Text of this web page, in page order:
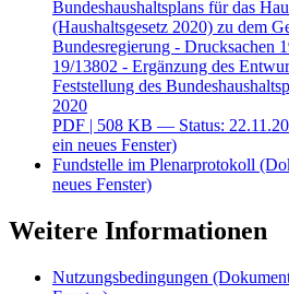
Bundeshaushaltsplans für das
(Haushaltsgesetz 2020) zu dem
Bundesregierung - Drucksachen
19/13802 - Ergänzung des
Feststellung des
2020
PDF | 508 KB — Status:
ein neues Fenster)
Fundstelle im Plenarprotokoll
neues Fenster)
Weitere Informationen
Nutzungsbedingungen